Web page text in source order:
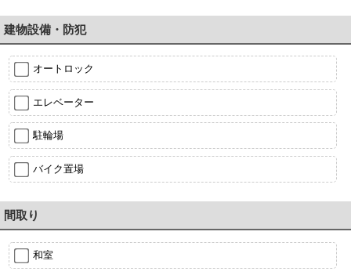
建物設備・防犯
オートロック
エレベーター
駐輪場
バイク置場
間取り
和室